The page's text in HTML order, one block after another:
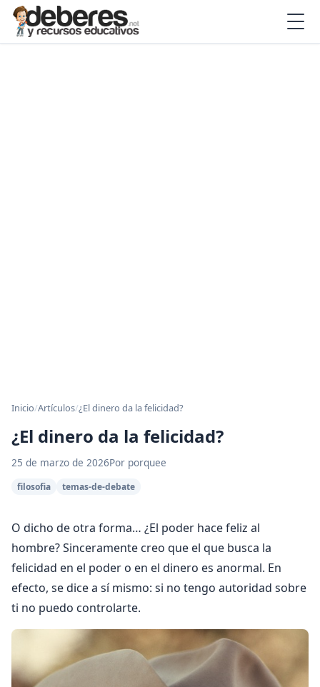
Inicio/Artículos/¿El dinero da la felicidad?
¿El dinero da la felicidad?
25 de marzo de 2026Por porquee
filosofia temas-de-debate
O dicho de otra forma… ¿El poder hace feliz al
hombre? Sinceramente creo que el que busca la
felicidad en el poder o en el dinero es anormal. En
efecto, se dice a sí mismo: si no tengo autoridad sobre
ti no puedo controlarte.